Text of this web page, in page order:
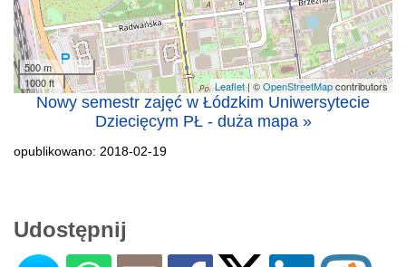
500 m
1000 ft
Leaflet| ©OpenStreetMapcontributors
Nowy semestr zajęć w Łódzkim Uniwersytecie
Dziecięcym PŁ - duża mapa »
opublikowano: 2018-02-19
Udostępnij